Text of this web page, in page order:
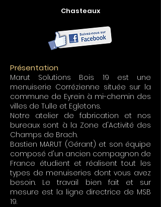
Chasteaux
Présentation
Marut Solutions Bois 19 est une
menuiserie Corrézienne située sur la
commune de Eyrein à mi-chemin des
villes de Tulle et Egletons.
Notre atelier de fabrication et nos
bureaux sont à la Zone d'Activité des
Champs de Brach.
Bastien MARUT (Gérant) et son équipe
composé d'un ancien compagnon de
France étudient et réalisent tout les
types de menuiseries dont vous avez
besoin. Le travail bien fait et sur
mesure est la ligne directrice de MSB
19.